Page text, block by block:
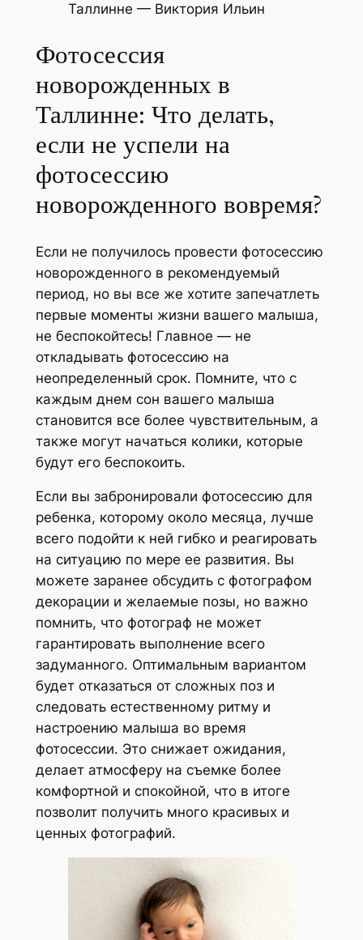
Таллинне — Виктория Ильин
Фотосессия
новорожденных в
Таллинне: Что делать,
если не успели на
фотосессию
новорожденного вовремя?
Если не получилось провести фотосессию
новорожденного в рекомендуемый
период, но вы все же хотите запечатлеть
первые моменты жизни вашего малыша,
не беспокойтесь! Главное — не
откладывать фотосессию на
неопределенный срок. Помните, что с
каждым днем сон вашего малыша
становится все более чувствительным, а
также могут начаться колики, которые
будут его беспокоить.
Если вы забронировали фотосессию для
ребенка, которому около месяца, лучше
всего подойти к ней гибко и реагировать
на ситуацию по мере ее развития. Вы
можете заранее обсудить с фотографом
декорации и желаемые позы, но важно
помнить, что фотограф не может
гарантировать выполнение всего
задуманного. Оптимальным вариантом
будет отказаться от сложных поз и
следовать естественному ритму и
настроению малыша во время
фотосессии. Это снижает ожидания,
делает атмосферу на съемке более
комфортной и спокойной, что в итоге
позволит получить много красивых и
ценных фотографий.